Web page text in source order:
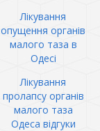
Лікування
опущення органів
малого таза в
Одесі
Лікування
пролапсу органів
малого таза
Одеса відгуки